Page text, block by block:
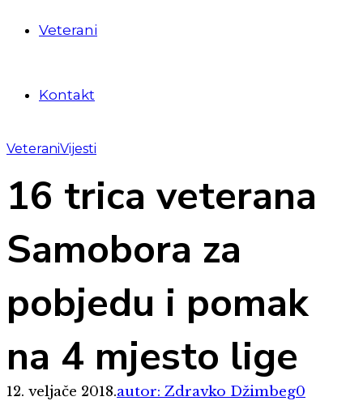
Veterani
Kontakt
VeteraniVijesti
16 trica veterana
Samobora za
pobjedu i pomak
na 4 mjesto lige
12. veljače 2018.autor: Zdravko Džimbeg0